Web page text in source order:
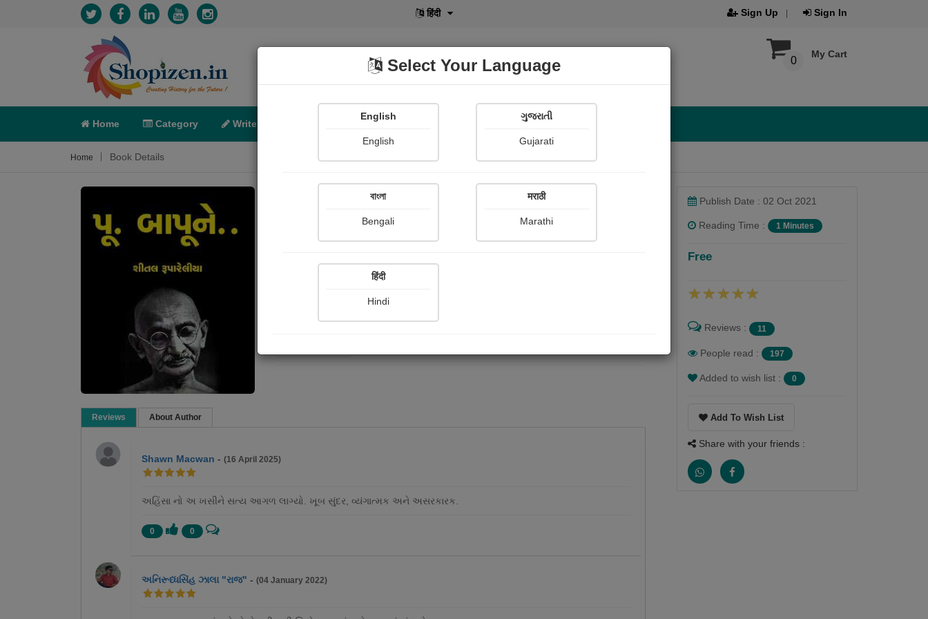
English Sign Up Sign In
My Cart
0
Home Category Write POD Shopi Gallery
Home Book Details
shital ruparelia
Reviews About Author
Shawn Macwan -(16 April 2025)
અહિંસા નો અ ખસીને સત્ય આગળ લાગ્યો. ખૂબ સુંદર, વ્યંગાત્મક અને અસરકારક.
0 0
અનિરૂધ્ધસિંહ ઝાલા "રાજ" -(04 January 2022)
Publish Date : 02 Oct 2021
Reading Time : 1 Minutes
Free
Reviews : 11
People read : 197
Added to wish list : 0
Add To Wish List
Share with your friends :
Select Your Language
English
English
ગુજરાતી
Gujarati
বাংলা
Bengali
मराठी
Marathi
हिंदी
Hindi